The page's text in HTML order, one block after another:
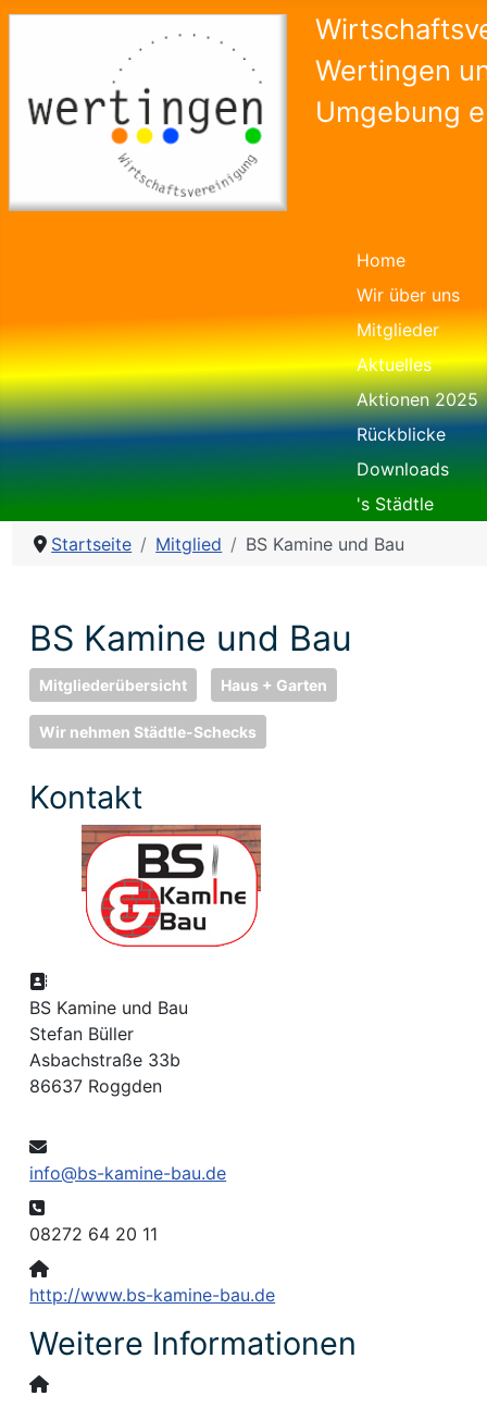
Wertingen
Umgebung
Home
Wir über uns
Mitglieder
Aktuelles
Aktionen 2025
Rückblicke
Downloads
's Städtle
Startseite
Mitglied BS Kamine und Bau
BS Kamine und Bau
Mitgliederübersicht Haus + Garten
Wir nehmen Städtle-Schecks
Kontakt
Adresse:
BS Kamine und Bau
Stefan Büller
Asbachstraße 33b
86637 Roggden
E-Mail:
info@bs-kamine-bau.de
Telefon:
08272 64 20 11
Website:
http://www.bs-kamine-bau.de
Weitere Informationen
Weitere Informationen